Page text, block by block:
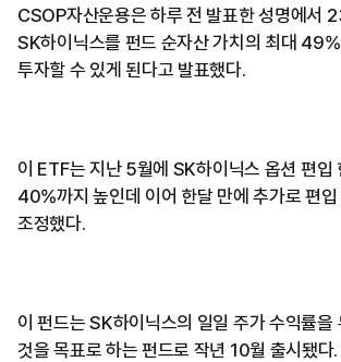
CSOP자산운용은 하루 전 발표한 성명에서
SK하이닉스를 펀드 순자산 가치의 최대
투자할 수 있게 된다고 발표했다.
이 ETF는 지난 5월에 SK하이닉스 옵션 편입
40%까지 높인데 이어 한달 만에 추가로 편
조정했다.
이 펀드는 SK하이닉스의 일일 주가 수익률을
것을 목표로 하는 펀드로 작년 10월 출시됐다.